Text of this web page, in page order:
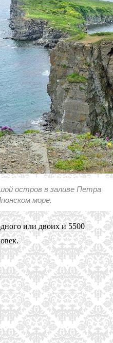
остров в заливе Петра
море.
или двоих и 5500